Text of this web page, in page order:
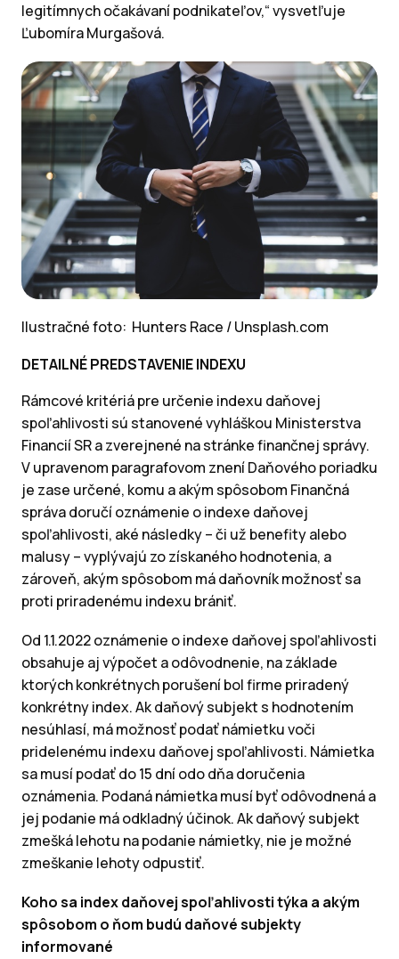
legitímnych očakávaní podnikateľov,“ vysvetľuje
Ľubomíra Murgašová.
Ilustračné foto: Hunters Race / Unsplash.com
DETAILNÉ PREDSTAVENIE INDEXU
Rámcové kritériá pre určenie indexu daňovej
spoľahlivosti sú stanovené vyhláškou Ministerstva
Financií SR a zverejnené na stránke finančnej správy.
V upravenom paragrafovom znení Daňového poriadku
je zase určené, komu a akým spôsobom Finančná
správa doručí oznámenie o indexe daňovej
spoľahlivosti, aké následky – či už benefity alebo
malusy – vyplývajú zo získaného hodnotenia, a
zároveň, akým spôsobom má daňovník možnosť sa
proti priradenému indexu brániť.
Od 1.1.2022 oznámenie o indexe daňovej spoľahlivosti
obsahuje aj výpočet a odôvodnenie, na základe
ktorých konkrétnych porušení bol firme priradený
konkrétny index. Ak daňový subjekt s hodnotením
nesúhlasí, má možnosť podať námietku voči
pridelenému indexu daňovej spoľahlivosti. Námietka
sa musí podať do 15 dní odo dňa doručenia
oznámenia. Podaná námietka musí byť odôvodnená a
jej podanie má odkladný účinok. Ak daňový subjekt
zmešká lehotu na podanie námietky, nie je možné
zmeškanie lehoty odpustiť.
Koho sa index daňovej spoľahlivosti týka a akým
spôsobom o ňom budú daňové subjekty
informované